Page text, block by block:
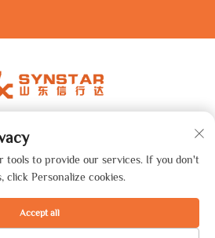
Shandong synstar Intelligent Technology
tools to provide our services. If you don't
click Personalize cookies.
Accept all